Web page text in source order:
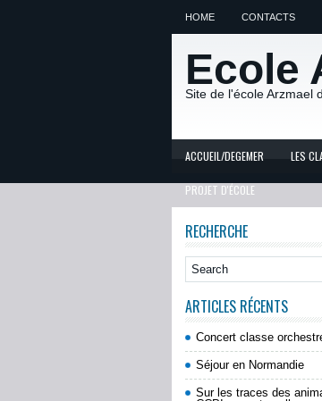
HOME CONTACTS
Ecole
Site de l'école Arzmael
ACCUEIL/DEGEMER LES
PROJET D'ÉCOLE
RECHERCHE
ARTICLES RÉCENTS
Concert classe
Séjour en Normandie
Sur les traces des